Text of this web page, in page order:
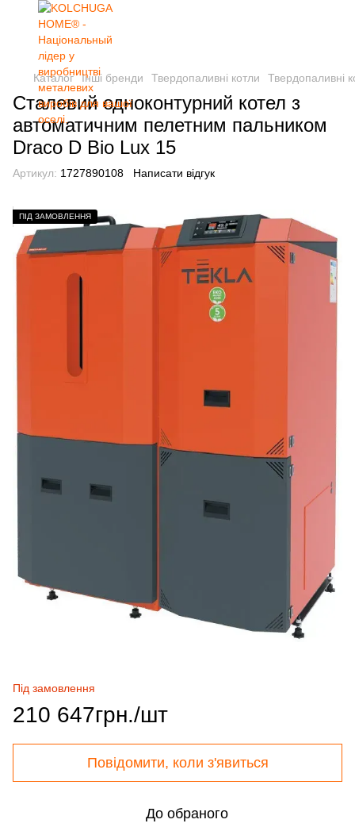
Каталог Інші бренди Твердопаливні котли Твердопаливні
Сталевий одноконтурний котел з
автоматичним пелетним пальником
Draco D Bio Lux 15
Артикул: 1727890108 Написати відгук
ПІД ЗАМОВЛЕННЯ
Під замовлення
210 647грн./шт
Повідомити, коли з'явиться
До обраного